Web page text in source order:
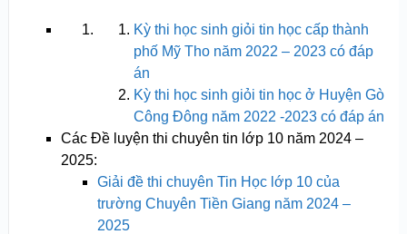
Kỳ thi học sinh giỏi tin học cấp thành
phố Mỹ Tho năm 2022 – 2023 có đáp
án
Kỳ thi học sinh giỏi tin học ở Huyện Gò
Công Đông năm 2022 -2023 có đáp án
Các Đề luyện thi chuyên tin lớp 10 năm 2024 –
2025:
Giải đề thi chuyên Tin Học lớp 10 của
trường Chuyên Tiền Giang năm 2024 –
2025